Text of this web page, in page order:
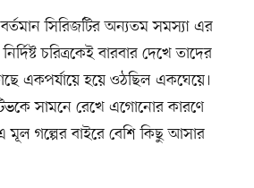
সিরিজটির অন্যতম সমস্যা এর
চরিত্রকেই বারবার দেখে তাদের
একপর্যায়ে হয়ে ওঠছিল একঘেয়ে।
সামনে রেখে এগোনোর কারণে
মূল গল্পের বাইরে বেশি কিছু আসার